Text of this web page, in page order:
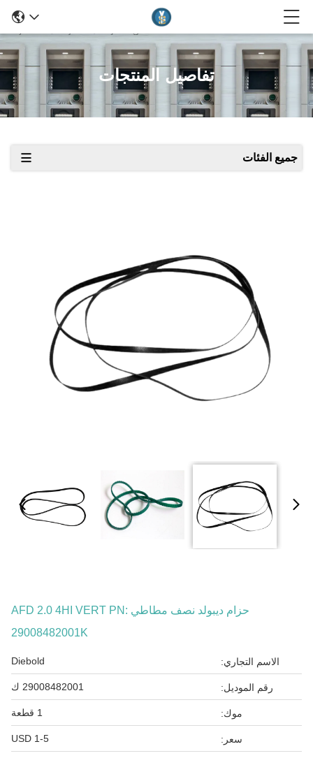
تفاصيل المنتجات
جميع الفئات
حزام ديبولد نصف مطاطي AFD 2.0 4HI VERT PN:
29008482001K
الاسم التجاري: Diebold
رقم الموديل: 29008482001 ك
موك: 1 قطعة
سعر: 1-5 USD